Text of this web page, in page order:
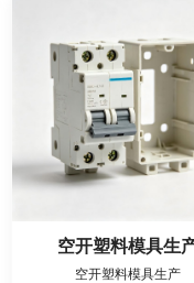
空开塑料模具生
空开塑料模具生产